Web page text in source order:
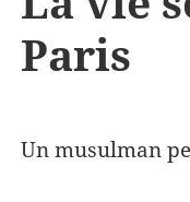
Paris
Un musulman